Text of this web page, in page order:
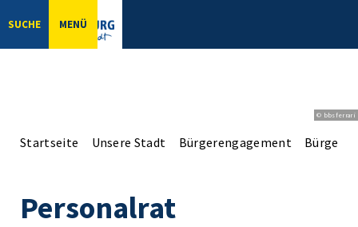
SUCHE MENÜ
© bbsferrari
Startseite Unsere Stadt Bürgerengagement
Personalrat